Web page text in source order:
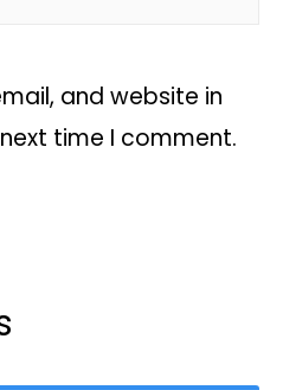
and website in
time I comment.